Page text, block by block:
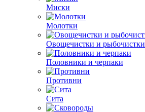
Миски
Молотки
Овощечистки и рыбочистки
Половники и черпаки
Противни
Сита